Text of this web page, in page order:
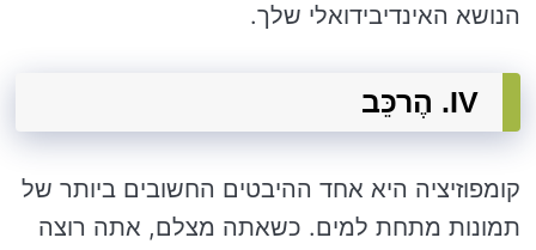
הנושא האינדיבידואלי שלך.
IV. הֶרכֵּב
קומפוזיציה היא אחד ההיבטים החשובים ביותר של
תמונות מתחת למים. כשאתה מצלם, אתה רוצה